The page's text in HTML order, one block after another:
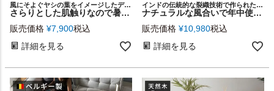
風にそよぐヤシの葉をイメージしたデザインラグ
さらりとした肌触りなので暑い夏におすすめな夏用デザインラグカーペット（パーム・ウィスパー）約133×190cm [eg84364]
販売価格 ¥7,900税込
詳細を見る
インドの伝統的な裂織技術で作られた「チンディ」と呼ばれるラグ
ナチュラルな風合いで年中使えるインドの手編みチンディラグカーペット[346]
販売価格 ¥10,980税込
詳細を見る